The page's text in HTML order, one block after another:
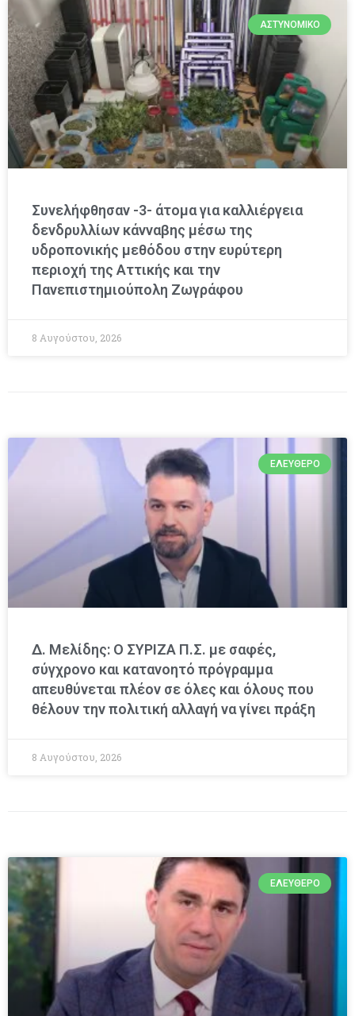
ΑΣΤΥΝΟΜΙΚΌ
Συνελήφθησαν -3- άτομα για καλλιέργεια
δενδρυλλίων κάνναβης μέσω της
υδροπονικής μεθόδου στην ευρύτερη
περιοχή της Αττικής και την
Πανεπιστημιούπολη Ζωγράφου
8 Αυγούστου, 2026
ΕΛΕΎΘΕΡΟ
Δ. Μελίδης: Ο ΣΥΡΙΖΑ Π.Σ. με σαφές,
σύγχρονο και κατανοητό πρόγραμμα
απευθύνεται πλέον σε όλες και όλους που
θέλουν την πολιτική αλλαγή να γίνει πράξη
8 Αυγούστου, 2026
ΕΛΕΎΘΕΡΟ